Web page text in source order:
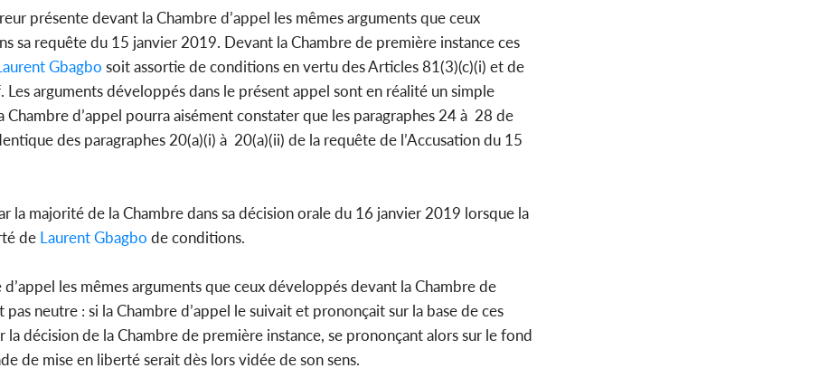
présente devant la Chambre d’appel les mêmes arguments que ceux
sa requête du 15 janvier 2019. Devant la Chambre de première instance ces
Gbagbo soit assortie de conditions en vertu des Articles 81(3)(c)(i) et de
arguments développés dans le présent appel sont en réalité un simple
d’appel pourra aisément constater que les paragraphes 24 à 28 de
des paragraphes 20(a)(i) à 20(a)(ii) de la requête de l’Accusation du 15
la majorité de la Chambre dans sa décision orale du 16 janvier 2019 lorsque la
de Laurent Gbagbo de conditions.
les mêmes arguments que ceux développés devant la Chambre de
neutre : si la Chambre d’appel le suivait et prononçait sur la base de ces
décision de la Chambre de première instance, se prononçant alors sur le fond
de mise en liberté serait dès lors vidée de son sens.